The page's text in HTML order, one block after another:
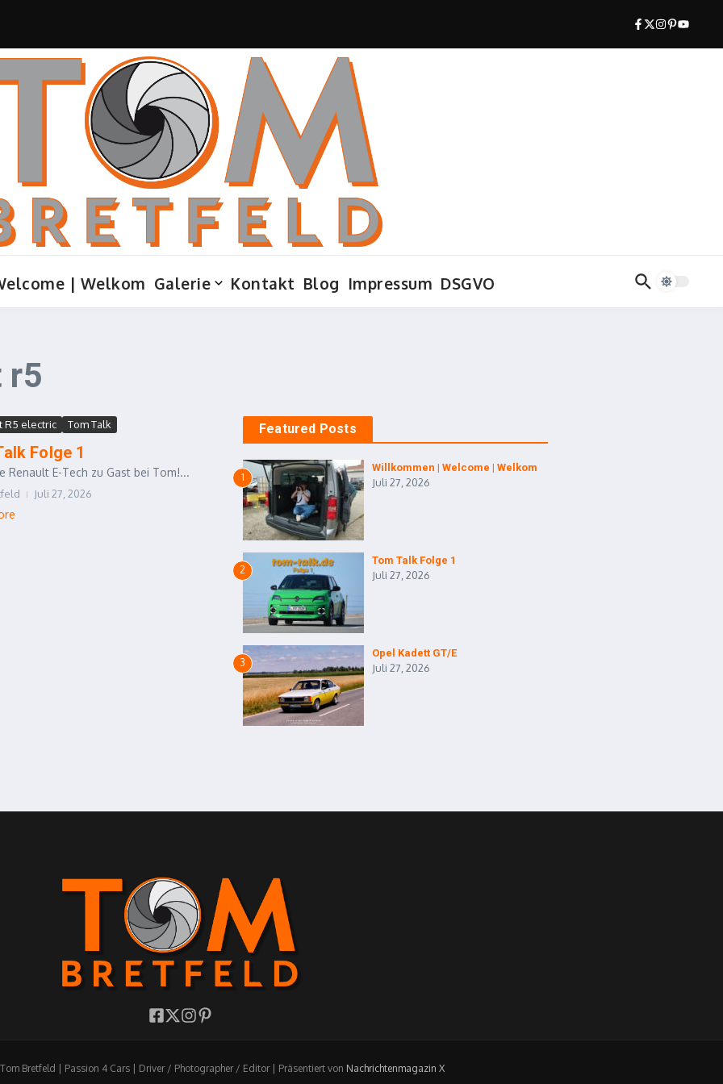
| Welkom Galerie Kontakt Blog Impressum DSGVO
r5
R5 electric Tom Talk
Folge 1
Renault E-Tech zu Gast bei Tom!...
Juli 27, 2026
Featured Posts
1
Willkommen | Welcome | Welkom
Juli 27, 2026
2
Tom Talk Folge 1
Juli 27, 2026
3
Opel Kadett GT/E
Juli 27, 2026
Bretfeld | Passion 4 Cars | Driver / Photographer / Editor | Präsentiert von Nachrichtenmagazin X